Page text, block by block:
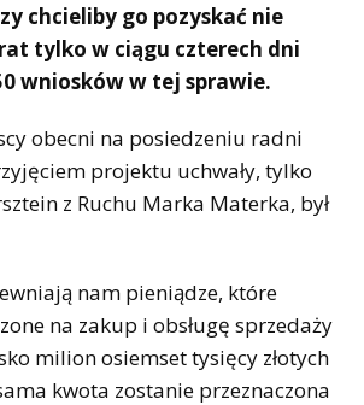
chcieliby go pozyskać nie
tylko w ciągu czterech dni
wniosków w tej sprawie.
obecni na posiedzeniu radni
projektu uchwały, tylko
z Ruchu Marka Materka, był
nam pieniądze, które
na zakup i obsługę sprzedaży
milion osiemset tysięcy złotych
kwota zostanie przeznaczona